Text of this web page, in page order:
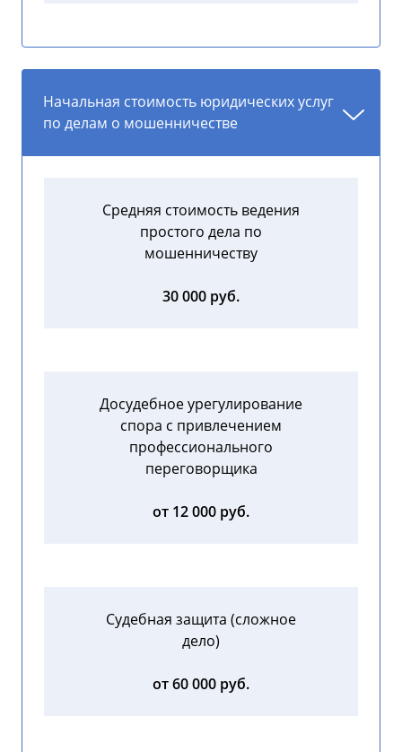
Начальная стоимость юридических услуг
по делам о мошенничестве
Средняя стоимость ведения
простого дела по
мошенничеству
30 000 руб.
Досудебное урегулирование
спора с привлечением
профессионального
переговорщика
от 12 000 руб.
Судебная защита (сложное
дело)
от 60 000 руб.